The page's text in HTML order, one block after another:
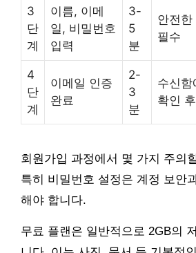
3
단
계
이름, 이메
일, 비밀번호
입력
3-
5
분
안전한
필수
4
단
계
이메일 인증
완료
2-
3
분
수신함
확인
회원가입 과정에서 몇 가지 주의
특히 비밀번호 설정은 계정 보안
해야 합니다.
무료 플랜은 일반적으로 2GB의